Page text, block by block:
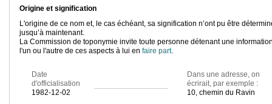
Origine et signification
L'origine de ce nom et, le cas échéant, sa signification n’ont pu être
jusqu’à maintenant.
La Commission de toponymie invite toute personne détenant une
l'un ou l'autre de ces aspects à lui en faire part.
Date
d'officialisation
1982-12-02
Dans une adresse, on
écrirait, par exemple :
10, chemin du Ravin